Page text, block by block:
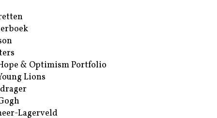
& Optimism Portfolio
Lions
Lagerveld